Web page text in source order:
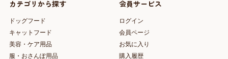
カテゴリから探す
ドッグフード
キャットフード
美容・ケア用品
服・おさんぽ用品
会員サービス
ログイン
会員ページ
お気に入り
購入履歴